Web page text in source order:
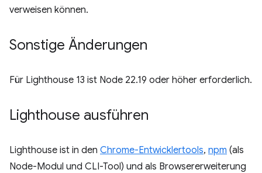
verweisen können.
Sonstige Änderungen
Für Lighthouse 13 ist Node 22.19 oder höher erforderlich.
Lighthouse ausführen
Lighthouse ist in den Chrome-Entwicklertools, npm (als
Node-Modul und CLI-Tool) und als Browsererweiterung